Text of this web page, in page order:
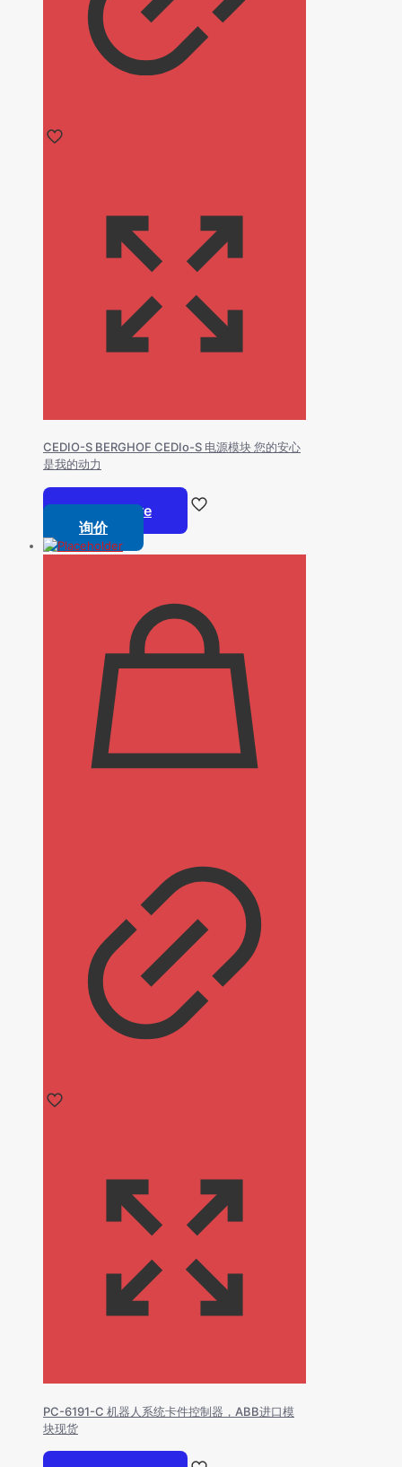
CEDIO-S BERGHOF CEDIo-S 电源模块 您的安心
是我的动力
Read more
询价
PC-6191-C 机器人系统卡件控制器，ABB进口模
块现货